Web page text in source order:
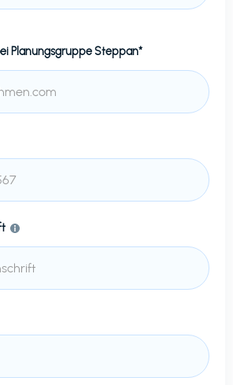
Planungsgruppe Steppan*